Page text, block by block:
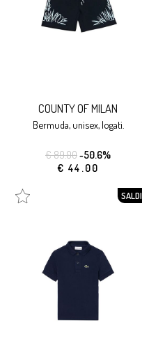
COUNTY OF MILAN
bermuda, unisex, logati.
€ 89.00-50.6%
€ 44.00
SALDI